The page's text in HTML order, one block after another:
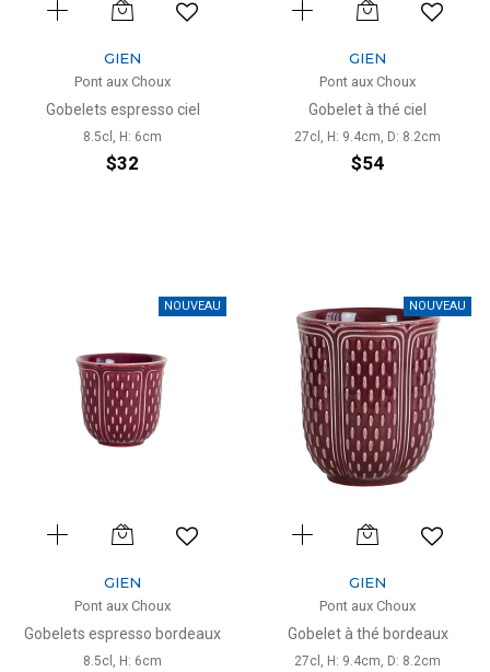
GIEN
Pont aux Choux
Gobelets espresso ciel
8.5cl, H: 6cm
$32
GIEN
Pont aux Choux
Gobelet à thé ciel
27cl, H: 9.4cm, D: 8.2cm
$54
NOUVEAU
GIEN
Pont aux Choux
Gobelets espresso bordeaux
8.5cl, H: 6cm
NOUVEAU
GIEN
Pont aux Choux
Gobelet à thé bordeaux
27cl, H: 9.4cm, D: 8.2cm